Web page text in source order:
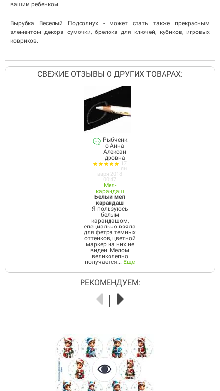
вашим ребенком.
Вырубка Веселый Подсолнух - может стать также прекрасным
элементом декора сумочки, брелока для ключей, кубиков, игровых
ковриков.
СВЕЖИЕ ОТЗЫВЫ О ДРУГИХ ТОВАРАХ:
Рыбченк
о Анна
Алексан
дровна
17
ян
варя 2018
00:47
Мел-
карандаш
Белый мел
карандаш
Я пользуюсь
белым
карандашом,
специально взяла
для фетра темных
оттенков, цветной
маркер на них не
виден. Мелом
великолепно
получается... Еще
РЕКОМЕНДУЕМ: